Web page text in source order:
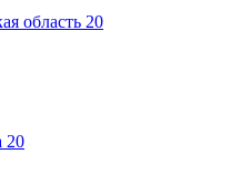
область 20
20